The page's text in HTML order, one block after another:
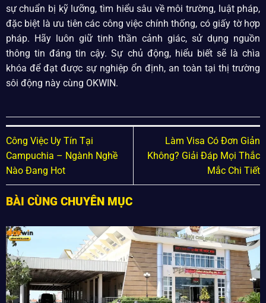
sự chuẩn bị kỹ lưỡng, tìm hiểu sâu về môi trường, luật pháp,
đặc biệt là ưu tiên các công việc chính thống, có giấy tờ hợp
pháp. Hãy luôn giữ tinh thần cảnh giác, sử dụng nguồn
thông tin đáng tin cậy. Sự chủ động, hiểu biết sẽ là chìa
khóa để đạt được sự nghiệp ổn định, an toàn tại thị trường
sôi động này cùng OKWIN.
Công Việc Uy Tín Tại
Campuchia – Ngành Nghề
Nào Đang Hot
Làm Visa Có Đơn Giản
Không? Giải Đáp Mọi Thắc
Mắc Chi Tiết
BÀI CÙNG CHUYÊN MỤC